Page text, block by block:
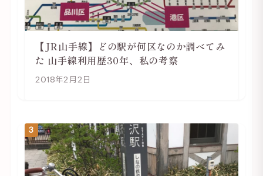
【JR山手線】どの駅が何区なのか調べてみ
た 山手線利用歴30年、私の考察
2018年2月2日
3